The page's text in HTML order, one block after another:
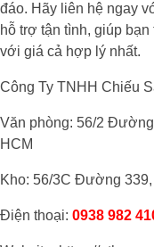
đáo. Hãy liên hệ ngay
hỗ trợ tận tình, giúp
với giá cả hợp lý nhất.
Công Ty TNHH Chiếu
Văn phòng: 56/2
HCM
Kho: 56/3C Đường
Điện thoại: 0938 982